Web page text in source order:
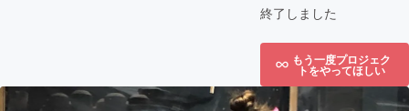
終了しました
もう一度プロジェク
トをやってほしい